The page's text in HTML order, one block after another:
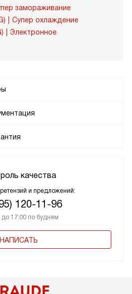
замораживание
Супер охлаждение
Электронное
качества
и предложений:
120-11-96
до 17:00 по будням
НАПИСАТЬ